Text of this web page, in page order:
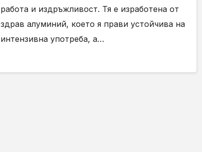
работа и издръжливост. Тя е изработена от
здрав алуминий, което я прави устойчива на
интензивна употреба, а…